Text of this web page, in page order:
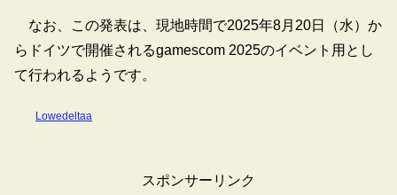
なお、この発表は、現地時間で2025年8月20日（水）か
らドイツで開催されるgamescom 2025のイベント用とし
て行われるようです。
Lowedeltaa
スポンサーリンク